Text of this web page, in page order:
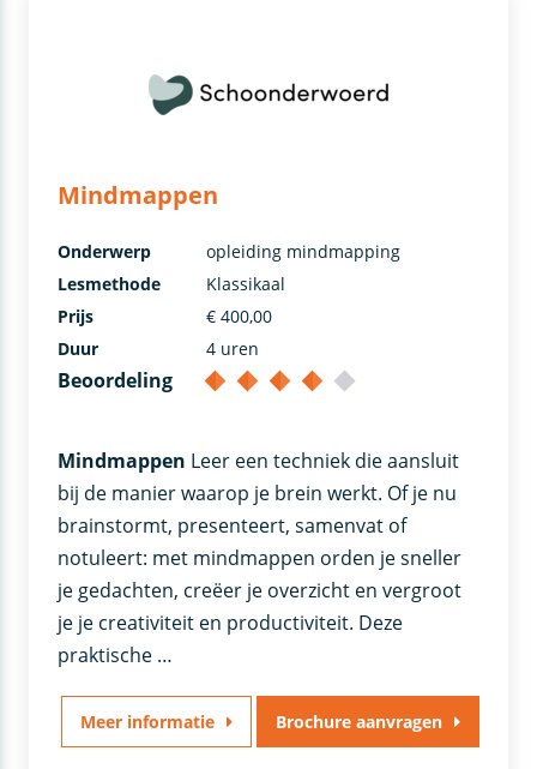
Mindmappen
Mindmappen Leer een techniek die aansluit
bij de manier waarop je brein werkt. Of je nu
brainstormt, presenteert, samenvat of
notuleert: met mindmappen orden je sneller
je gedachten, creëer je overzicht en vergroot
je je creativiteit en productiviteit. Deze
praktische …
Onderwerp
opleiding mindmapping
Lesmethode
Klassikaal
Prijs
€ 400,00
Duur
4 uren
Beoordeling
Meer informatie Brochure aanvragen